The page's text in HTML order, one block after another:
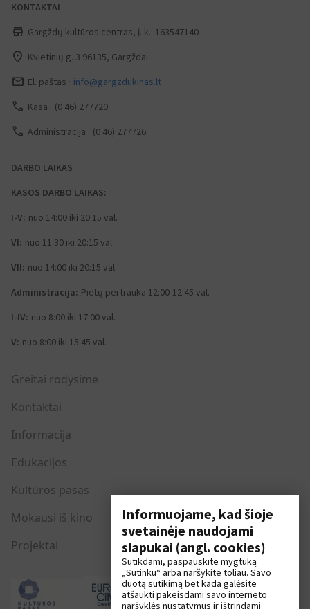
KONTAKTAI
store Gargždų kultūros centras, į. k.: 163547140
place Kvietinių g. 3 96135, Gargždai
mail_outline El. paštas info@gargzdukinas.lt
call Kasa (0 46) 277720
call Administracija (0 46) 277726
DARBO LAIKAS
KASOS DARBO LAIKAS:
I-V: nuo 14:00 iki 20:15 val.
VI: nuo 11:30 iki 20:15 val.
VII: nuo 14:00 iki 20:15 val.
Administracija: Pietų pertrauka 12:00-12:45 val.
I-IV: nuo 8:00 iki 17:00 val.
V: nuo 8:00 iki 15:45 val.
Greitai rodysime
Kontaktai
Informacija
Edukacijos
Kultūros pasas
Mokausi iš kino
Projektai
Informuojame, kad šioje
svetainėje naudojami
slapukai (angl. cookies)
Sutikdami, paspauskite mygtuką
„Sutinku“ arba naršykite toliau. Savo
duotą sutikimą bet kada galėsite
atšaukti pakeisdami savo interneto
naršyklės nustatymus ir ištrindami